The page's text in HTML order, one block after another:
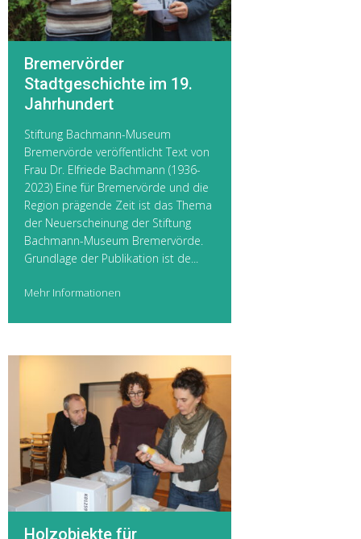
Bremervörder
Stadtgeschichte im 19.
Jahrhundert
Stiftung Bachmann-Museum
Bremervörde veröffentlicht Text von
Frau Dr. Elfriede Bachmann (1936-
2023) Eine für Bremervörde und die
Region prägende Zeit ist das Thema
der Neuerscheinung der Stiftung
Bachmann-Museum Bremervörde.
Grundlage der Publikation ist de...
Mehr Informationen
Holzobjekte für